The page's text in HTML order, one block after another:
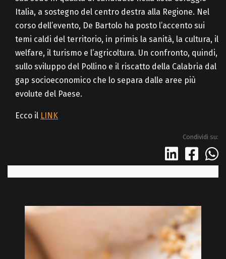
Italia, a sostegno del centro destra alla Regione. Nel
corso dell’evento, De Bartolo ha posto l’accento sui
temi caldi del territorio, in primis la sanità, la cultura, il
welfare, il turismo e l’agricoltura. Un confronto, quindi,
sullo sviluppo del Pollino e il riscatto della Calabria dal
gap socioeconomico che lo separa dalle aree più
evolute del Paese.
Ecco il LINK
Condividi su: